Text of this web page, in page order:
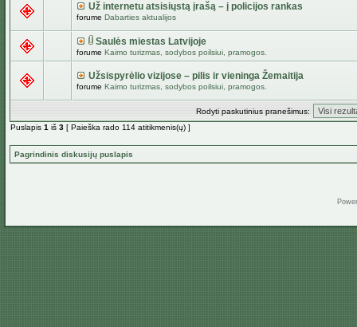
Už internetu atsisiųstą įrašą – į policijos rankas
forume Dabarties aktualijos
Saulės miestas Latvijoje
forume Kaimo turizmas, sodybos poilsiui, pramogos.
Užsispyrėlio vizijose – pilis ir vieninga Žemaitija
forume Kaimo turizmas, sodybos poilsiui, pramogos.
Rodyti paskutinius pranešimus:
Puslapis 1 iš 3 [ Paieška rado 114 atitikmenis(ų) ]
Pagrindinis diskusijų puslapis